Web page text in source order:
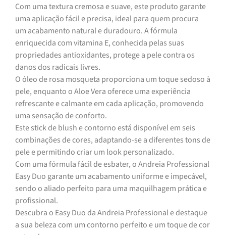
Com uma textura cremosa e suave, este produto garante
uma aplicação fácil e precisa, ideal para quem procura
um acabamento natural e duradouro. A fórmula
enriquecida com vitamina E, conhecida pelas suas
propriedades antioxidantes, protege a pele contra os
danos dos radicais livres.
O óleo de rosa mosqueta proporciona um toque sedoso à
pele, enquanto o Aloe Vera oferece uma experiência
refrescante e calmante em cada aplicação, promovendo
uma sensação de conforto.
Este stick de blush e contorno está disponível em seis
combinações de cores, adaptando-se a diferentes tons de
pele e permitindo criar um look personalizado.
Com uma fórmula fácil de esbater, o Andreia Professional
Easy Duo garante um acabamento uniforme e impecável,
sendo o aliado perfeito para uma maquilhagem prática e
profissional.
Descubra o Easy Duo da Andreia Professional e destaque
a sua beleza com um contorno perfeito e um toque de cor